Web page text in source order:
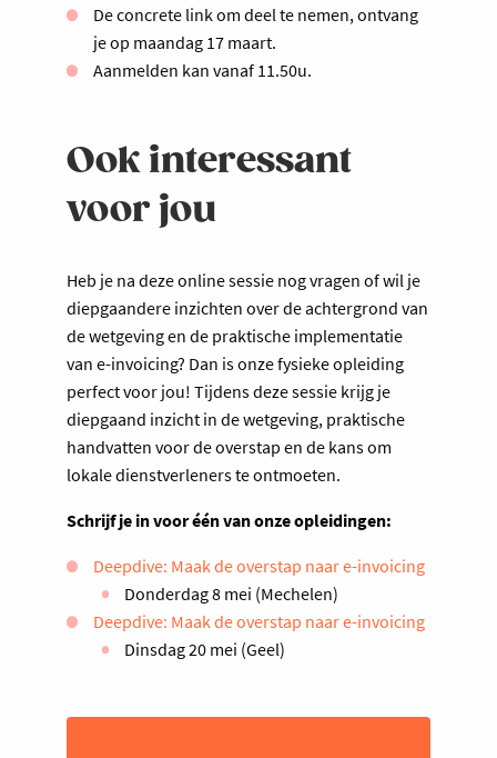
De concrete link om deel te nemen, ontvang
je op maandag 17 maart.
Aanmelden kan vanaf 11.50u.
Ook interessant
voor jou
Heb je na deze online sessie nog vragen of wil je
diepgaandere inzichten over de achtergrond van
de wetgeving en de praktische implementatie
van e-invoicing? Dan is onze fysieke opleiding
perfect voor jou! Tijdens deze sessie krijg je
diepgaand inzicht in de wetgeving, praktische
handvatten voor de overstap en de kans om
lokale dienstverleners te ontmoeten.
Schrijf je in voor één van onze opleidingen:
Deepdive: Maak de overstap naar e-invoicing
Donderdag 8 mei (Mechelen)
Deepdive: Maak de overstap naar e-invoicing
Dinsdag 20 mei (Geel)